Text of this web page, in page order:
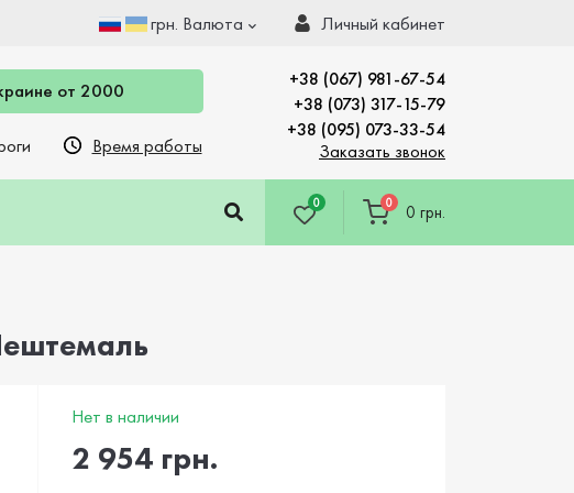
грн. Валюта Личный кабинет
от 2000
Время работы
+38 (067) 981-67-54
+38 (073) 317-15-79
+38 (095) 073-33-54
Заказать звонок
0 0 0 грн.
Нет в наличии
2 954 грн.